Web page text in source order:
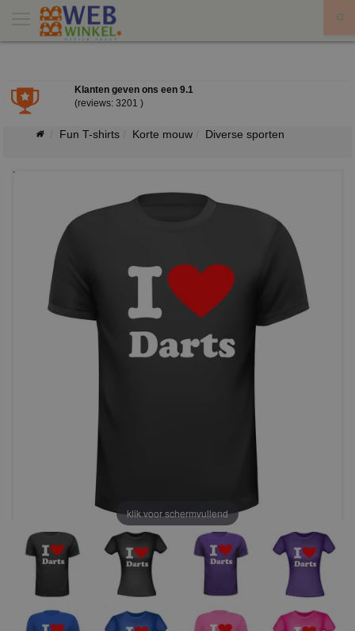
Klanten geven ons een 9.1
(reviews: 3201 )
Fun T-shirts Korte mouw Diverse sporten
klik voor schermvullend